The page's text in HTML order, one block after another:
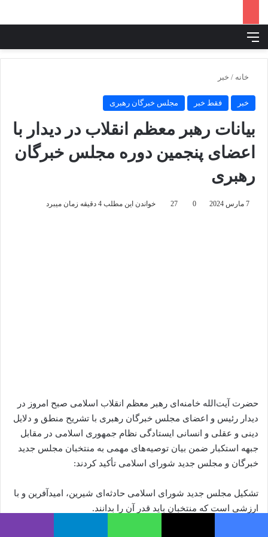
خانه / خبر
خبر فقط خبر مجلس خبرگان رهبری
بیانات رهبر معظم انقلاب در دیدار با
اعضای پنجمین دوره مجلس خبرگان
رهبری
7 مارس 2024 0
27 خواندن این مطلب 4 دقیقه زمان میبرد
حضرت آیت‌الله خامنه‌ای رهبر معظم انقلاب اسلامی صبح امروز در
دیدار رئیس و اعضای مجلس خبرگان رهبری با تشریح منطق و دلایل
دینی و عقلی و انسانی ایستادگی نظام جمهوری اسلامی در مقابل
جبهه استکبار ضمن بیان توصیه‌های مهمی به منتخبان مجلس جدید
خبرگان و مجلس جدید شورای اسلامی تأکید کردند:
تشکیل مجلس جدید شورای اسلامی حادثه‌ای شیرین، امیدآفرین و با
ارزشی است که منتخبان باید قدر آن را بدانند.